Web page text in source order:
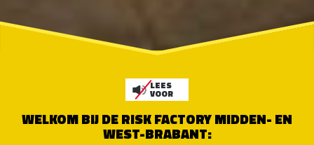
LEES
VOOR
WELKOM BIJ DE RISK FACTORY MIDDEN- EN
WEST-BRABANT: